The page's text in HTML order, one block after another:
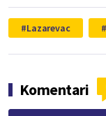
Lazarevac
Komentari